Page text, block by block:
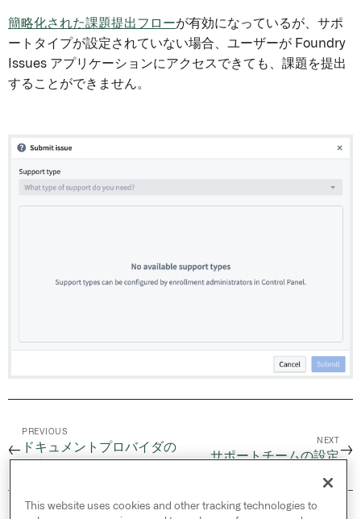
簡略化された課題提出フローが有効になっているが、サポ
ートタイプが設定されていない場合、ユーザーが Foundry
Issues アプリケーションにアクセスできても、課題を提出
することができません。
←
PREVIOUS
ドキュメントプロバイダの
NEXT
サポートチームの設定→
© 2026 Palantir Technologies Inc. All rights
This website uses cookies and other tracking technologies to